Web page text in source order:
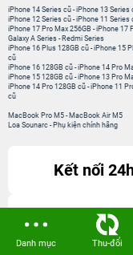
iPhone 14 Series cũ -iPhone 13 Series
iPhone 12 Series cũ -iPhone 11 Series
iPhone 17 Pro Max 256GB -iPhone 17
Galaxy A Series - Redmi Series
iPhone 16 Plus 128GB cũ -iPhone 15
cũ
iPhone 16 128GB cũ -iPhone 14 Pro
iPhone 15 128GB cũ -iPhone 13 Pro
iPhone 14 Pro 128GB cũ -iPhone 11
cũ
MacBook Pro M5 - MacBook Air M5
Loa Sounarc - Phụ kiện chính hãng
Kết nối
Bệnh
Danh mục Thu-đổi